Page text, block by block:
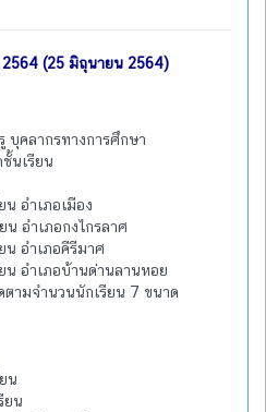
(25 มิถุนายน 2564)
บุคลากรทางการศึกษา
นเรียน
อำเภอเมือง
น อำเภอกงไกรลาศ
น อำเภอคีรีมาศ
น อำเภอบ้านด่านลานหอย
ตามจำนวนนักเรียน 7 ขนาด
น
ยน